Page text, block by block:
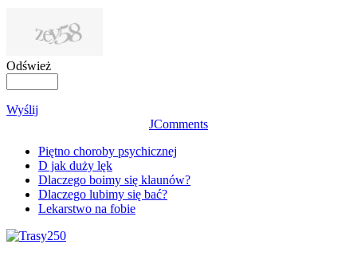
Odśwież
Wyślij
JComments
Piętno choroby psychicznej
D jak duży lęk
Dlaczego boimy się klaunów?
Dlaczego lubimy się bać?
Lekarstwo na fobie